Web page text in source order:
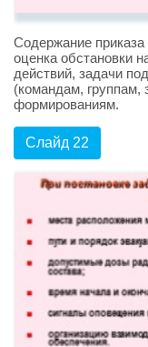
Содержание
оценка обстановки
действий, задачи
(командам, группам,
формированиям.
Слайд 22